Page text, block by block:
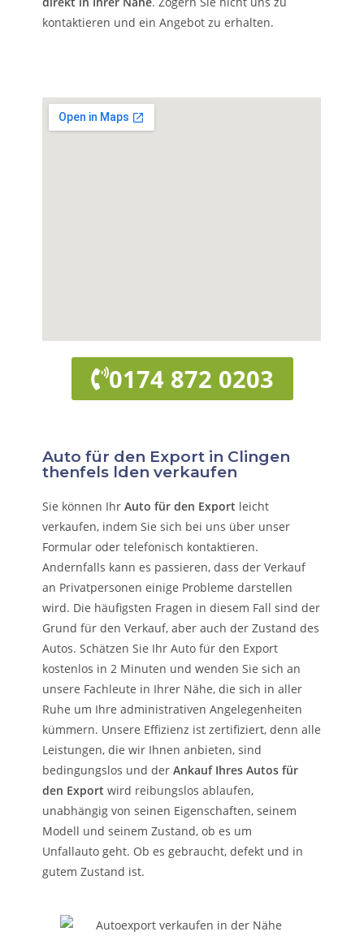
kontaktieren und ein Angebot zu erhalten.
0174 872 0203
Auto für den Export in Clingen
thenfels lden verkaufen
Sie können IhrAuto für den Export leicht
verkaufen, indem Sie sich bei uns über unser
Formular oder telefonisch kontaktieren.
Andernfalls kann es passieren, dass der Verkauf
an Privatpersonen einige Probleme darstellen
wird. Die häufigsten Fragen in diesem Fall sind der
Grund für den Verkauf, aber auch der Zustand des
Autos. Schätzen Sie Ihr Auto für den Export
kostenlos in 2 Minuten und wenden Sie sich an
unsere Fachleute in Ihrer Nähe, die sich in aller
Ruhe um Ihre administrativen Angelegenheiten
kümmern. Unsere Effizienz ist zertifiziert, denn alle
Leistungen, die wir Ihnen anbieten, sind
bedingungslos und derAnkauf Ihres Autos für
den Export wird reibungslos ablaufen,
unabhängig von seinen Eigenschaften, seinem
Modell und seinem Zustand, ob es um
Unfallauto geht. Ob es gebraucht, defekt und in
gutem Zustand ist.